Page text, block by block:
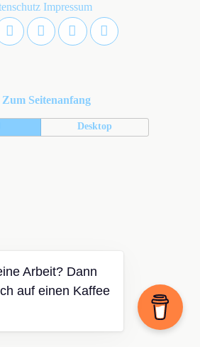
Impressum
Zum Seitenanfang
Desktop
Arbeit? Dann
auf einen Kaffee